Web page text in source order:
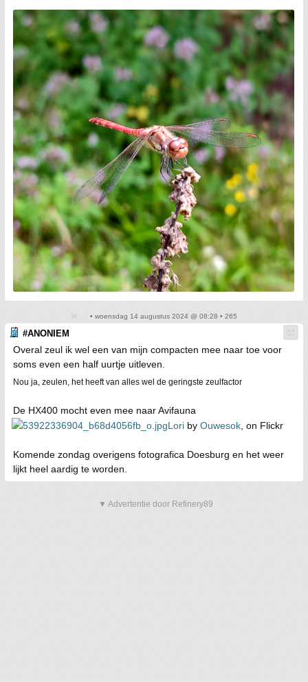
• woensdag 14 augustus 2024 @ 08:28 • 265
#ANONIEM
Overal zeul ik wel een van mijn compacten mee naar toe voor
soms even een half uurtje uitleven.
Nou ja, zeulen, het heeft van alles wel de geringste zeulfactor
De HX400 mocht even mee naar Avifauna
Lori by Ouwesok , on Flickr
Komende zondag overigens fotografica Doesburg en het weer
lijkt heel aardig te worden.
▼ Advertentie door Refinery89